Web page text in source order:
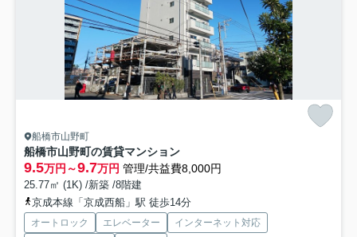
船橋市山野町
船橋市山野町の賃貸マンション
9.5万円～9.7万円 管理/共益費8,000円
25.77㎡ (1K) /新築 /8階建
京成本線「京成西船」駅 徒歩14分
オートロック エレベーター
インターネット対応